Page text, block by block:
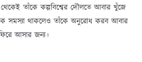
থেকেই তাঁকে কল্পবিশ্বের দৌলতে আবার খুঁজে
সমস্যা থাকলেও তাঁকে অনুরোধ করব আবার
আসার জন্য।